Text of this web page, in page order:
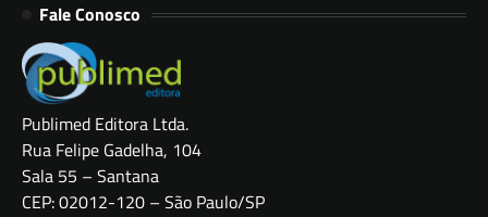
Fale Conosco
Publimed Editora Ltda.
Rua Felipe Gadelha, 104
Sala 55 – Santana
CEP: 02012-120 – São Paulo/SP